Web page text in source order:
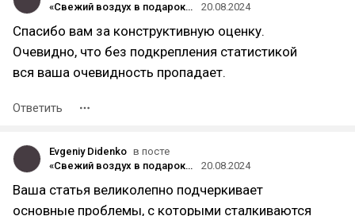
«Свежий воздух в подарок»: Что не так с рекламой недвижимости в России
20.08.2024
Спасибо вам за конструктивную оценку.
Очевидно, что без подкрепления статистикой
вся ваша очевидность пропадает.
Ответить
Evgeniy Didenko в посте
«Свежий воздух в подарок»: Что не так с рекламой недвижимости в России
20.08.2024
Ваша статья великолепно подчеркивает
основные проблемы, с которыми сталкиваются